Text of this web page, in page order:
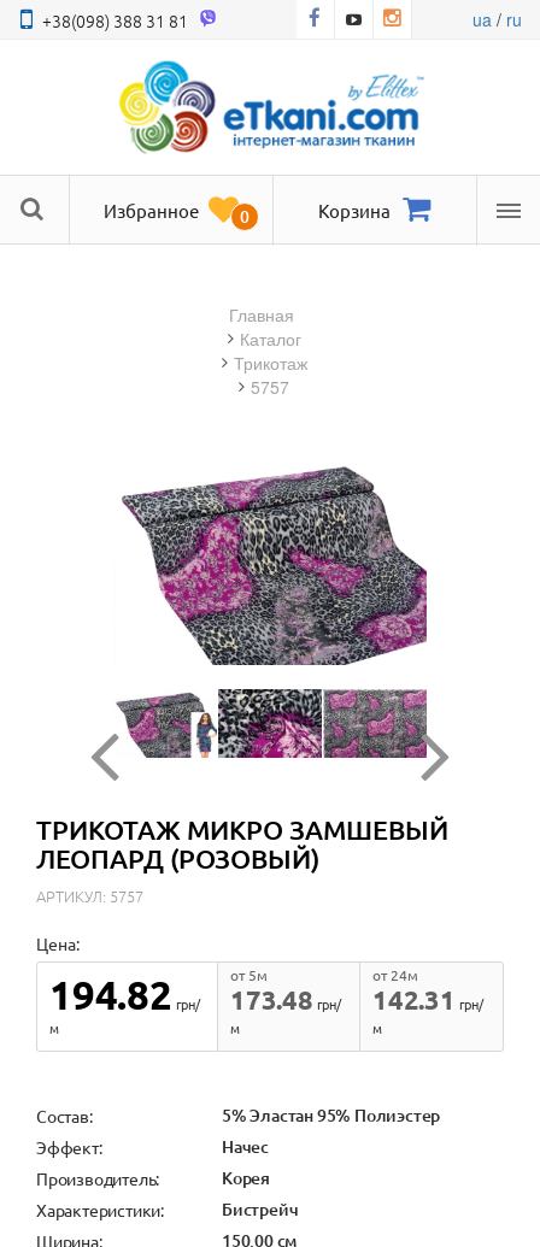
+38(098) 388 31 81 ua/ ru
Избранное 0 Корзина
Главная
Каталог
трикотаж
5757
ТРИКОТАЖ МИКРО ЗАМШЕВЫЙ
ЛЕОПАРД (РОЗОВЫЙ)
АРТИКУЛ: 5757
Цена:
194.82 грн/
м
173.48
от 5м
грн/
м
142.31
от 24м
грн/
м
Состав: 5% Эластан 95% Полиэстер
Эффект: Начес
Производитель: Корея
Характеристики: Бистрейч
Ширина: 150.00 см